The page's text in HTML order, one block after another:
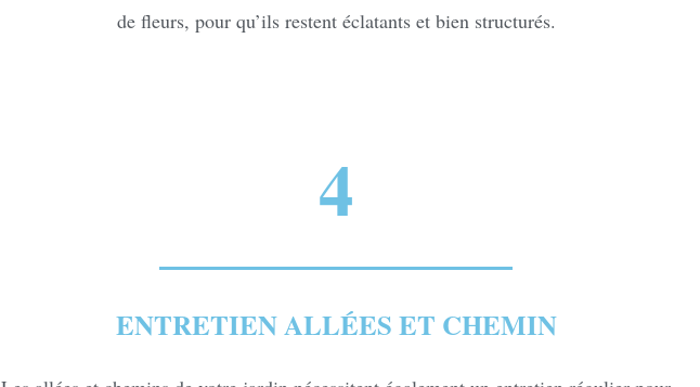
de fleurs, pour qu’ils restent éclatants et bien structurés.
4
ENTRETIEN ALLÉES ET CHEMIN